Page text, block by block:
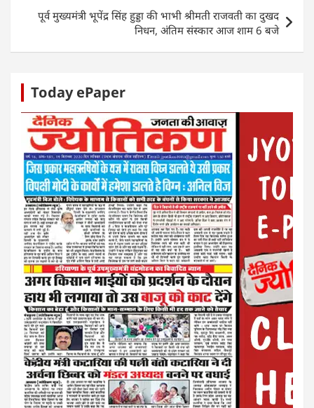
p o er
पूर्व मुख्यमंत्री भूपेंद्र सिंह हुड्डा की भाभी श्रीमती राजवती का दुखद
निधन, अंतिम संस्कार आज शाम 6 बजे
Today ePaper